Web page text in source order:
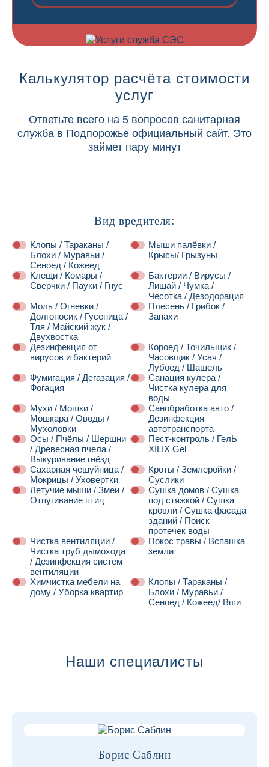
Калькулятор расчёта стоимости
услуг
Ответьте всего на 5 вопросов санитарная
служба в Подпорожье официальный сайт. Это
займет пару минут
Вид вредителя:
Клопы / Тараканы /
Блохи / Муравьи /
Сеноед / Кожеед
Мыши палёвки /
Крысы/ Грызуны
Клещи / Комары /
Сверчки / Пауки / Гнус
Бактерии / Вирусы /
Лишай / Чумка /
Чесотка / Дезодорация
Моль / Огневки /
Долгоносик / Гусеница /
Тля / Майский жук /
Двухвостка
Плесень / Грибок /
Запахи
Дезинфекция от
вирусов и бактерий
Короед / Точильщик /
Часовщик / Усач /
Лубоед / Шашель
Фумигация / Дегазация /
Фогация
Санация кулера /
Чистка кулера для
воды
Мухи / Мошки /
Мошкара / Оводы /
Мухоловки
Санобработка авто /
Дезинфекция
автотранспорта
Осы / Пчёлы / Шершни
/ Древесная пчела /
Выкуривание гнёзд
Пест-контроль / ГелЬ
XILIX Gel
Сахарная чешуйница /
Мокрицы / Уховертки
Кроты / Землеройки /
Суслики
Летучие мыши / Змеи /
Отпугивание птиц
Сушка домов / Сушка
под стяжкой / Сушка
кровли / Сушка фасада
зданий / Поиск
протечек воды
Чистка вентиляции /
Чистка труб дымохода
/ Дезинфекция систем
вентиляции
Покос травы / Вспашка
земли
Химчистка мебели на
дому / Уборка квартир
Клопы / Тараканы /
Блохи / Муравьи /
Сеноед / Кожеед/ Вши
Наши специалисты
Борис Саблин